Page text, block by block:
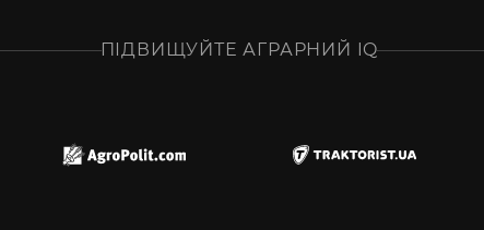
ПІДВИЩУЙТЕ АГРАРНИЙ IQ